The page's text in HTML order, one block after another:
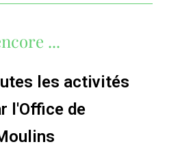
...
les activités
l'Office de